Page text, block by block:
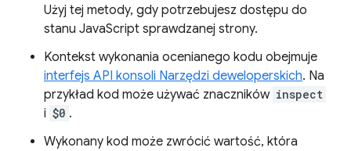
Użyj tej metody, gdy potrzebujesz dostępu do
stanu JavaScript sprawdzanej strony.
Kontekst wykonania ocenianego kodu obejmuje
interfejs API konsoli Narzędzi deweloperskich. Na
przykład kod może używać znaczników inspect
i $0 .
Wykonany kod może zwrócić wartość, która